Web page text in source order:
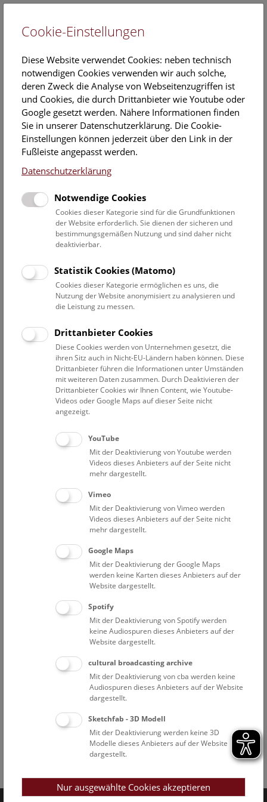
EN
Veranstaltungskalender
Informationen zu Gruppen,- Kindergarten- und
Schulprogrammen finden Siehier
Datumsfilter
1.2.2023
Datum auswählen
Erweiterte Suche
Filter zurücksetzen
1. Februar 2023
Bisher keine Ergebnisse. Dienstags ist das NHM Wien
in der Regel geschlossen. Ausnahmen finden sie
Eine Nacht im Museum
Cookie-Einstellungen
Diese Website verwendet Cookies: neben technisch
notwendigen Cookies verwenden wir auch solche,
deren Zweck die Analyse von Webseitenzugriffen ist
und Cookies, die durch Drittanbieter wie Youtube oder
Google gesetzt werden. Nähere Informationen finden
Sie in unserer Datenschutzerklärung. Die Cookie-
Einstellungen können jederzeit über den Link in der
Fußleiste angepasst werden.
Datenschutzerklärung
Notwendige Cookies
Cookies dieser Kategorie sind für die Grundfunktionen
der Website erforderlich. Sie dienen der sicheren und
bestimmungsgemäßen Nutzung und sind daher nicht
deaktivierbar.
Statistik Cookies (Matomo)
Cookies dieser Kategorie ermöglichen es uns, die
Nutzung der Website anonymisiert zu analysieren und
die Leistung zu messen.
Drittanbieter Cookies
Diese Cookies werden von Unternehmen gesetzt, die
ihren Sitz auch in Nicht-EU-Ländern haben können. Diese
Drittanbieter führen die Informationen unter Umständen
mit weiteren Daten zusammen. Durch Deaktivieren der
Drittanbieter Cookies wir Ihnen Content, wie Youtube-
Videos oder Google Maps auf dieser Seite nicht
angezeigt.
YouTube
Mit der Deaktivierung von Youtube werden
Videos dieses Anbieters auf der Seite nicht
mehr dargestellt.
Vimeo
Mit der Deaktivierung von Vimeo werden
Videos dieses Anbieters auf der Seite nicht
mehr dargestellt.
Google Maps
Mit der Deaktivierung der Google Maps
werden keine Karten dieses Anbieters auf der
Website dargestellt.
Spotify
Mit der Deaktivierung von Spotify werden
keine Audiospuren dieses Anbieters auf der
Website dargestellt.
cultural broadcasting archive
Mit der Deaktivierung von cba werden keine
Audiospuren dieses Anbieters auf der Website
dargestellt.
Sketchfab - 3D Modell
Mit der Deaktivierung werden keine 3D
Modelle dieses Anbieters auf der Website
dargestellt.
Nur ausgewählte Cookies akzeptieren